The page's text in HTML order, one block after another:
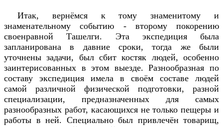
Итак, вернёмся к тому знаменитому и
знаменательному событию - второму покорению
своенравной Ташелги. Эта экспедиция была
запланирована в давние сроки, тогда же были
уточнены задачи, был сбит костяк людей, особенно
заинтерисованных в этом выезде. Разнообразная по
составу экспедиция имела в своём составе людей
самой различной физической подготовки, разной
специализации, предназначенных для самых
разнообразных работ, касающихся не только пещеры и
работы в ней. Специально был привлечён товарищ,